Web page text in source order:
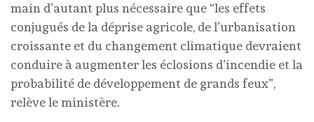
main d’autant plus nécessaire que “les effets
conjugués de la déprise agricole, de l’urbanisation
croissante et du changement climatique devraient
conduire à augmenter les éclosions d’incendie et la
probabilité de développement de grands feux”,
relève le ministère.